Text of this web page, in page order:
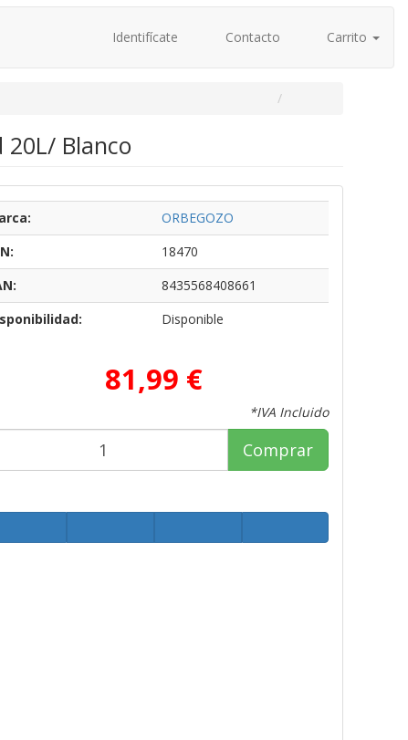
Identifícate Contacto Carrito
20L/ Blanco
ORBEGOZO
18470
8435568408661
Disponible
81,99 €
*IVA Incluido
Comprar